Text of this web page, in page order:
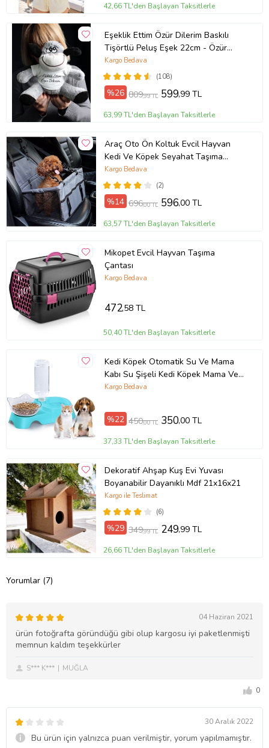
42,66 TL'den Başlayan Taksitlerle
Eşeklik Ettim Özür Dilerim Baskılı
Tişörtlü Peluş Eşek 22cm - Özür
Hediyesi Oyuncak Peluş (Gri)
(108)
Kargo Bedava
%26 809,99 TL 599,99 TL
63,99 TL'den Başlayan Taksitlerle
Araç Oto Ön Koltuk Evcil Hayvan
Kedi Ve Köpek Seyahat Taşıma
Çantası Puseti Koruyucu Çanta
(2)
Kargo Bedava
%14 696,00 TL 596,00 TL
63,57 TL'den Başlayan Taksitlerle
Mikopet Evcil Hayvan Taşıma
Çantası
Kargo Bedava
472,58 TL
50,40 TL'den Başlayan Taksitlerle
Kedi Köpek Otomatik Su Ve Mama
Kabı Su Şişeli Kedi Köpek Mama Ve
Su Kabı Seti Küçük ve Orta Irk İçin
Kargo Bedava
%22 450,00 TL 350,00 TL
37,33 TL'den Başlayan Taksitlerle
Dekoratif Ahşap Kuş Evi Yuvası
Boyanabilir Dayanıklı Mdf 21x16x21
(6)
Kargo ile Teslimat
%29 349,99 TL 249,99 TL
26,66 TL'den Başlayan Taksitlerle
Yorumlar (7)
04 Haziran 2021
ürün fotoğrafta göründüğü gibi olup kargosu iyi paketlenmişti
memnun kaldım teşekkürler
S*** K*** MUĞLA
0
30 Aralık 2022
Bu ürün için yalnızca puan verilmiştir, yorum yapılmamıştır.